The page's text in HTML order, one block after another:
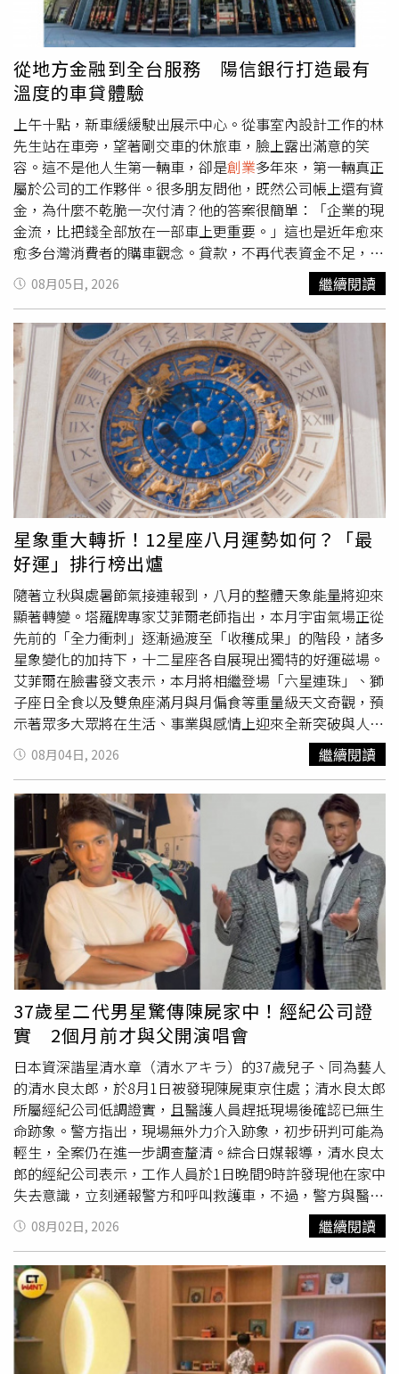
高達600萬日圓債務（約新台幣128萬元），夫妻一度為生
活苦撐。所幸兩人一路攜手走過難關，如今共育有4名子
女，20歲的長女日前也迎來第一個孩子，讓她在36歲正式
升格阿嬤。一家人如今相處融洽、笑聲不斷，幸福模樣也獲
得棚內來賓一致稱讚。NARU分享自己15歲時愛上大12歲丈
夫，交往僅1個月便懷孕，36歲升格當阿嬤。（圖／翻攝自
X，@ABEMA）另一位同樣36歲就當上阿嬤的受訪者，是來
自長野縣、現年45歲的SAKIKO。她透露，自己18歲就懷
孕，但原本期待迎接新生命時，卻在人生最幸福的時刻遭逢
重大打擊。就在第一胎預產期前一週，她發現丈夫外遇，小
三甚至直接闖進家中，當面要求她離婚，表示希望能與丈夫
交往，讓她瞬間跌入人生谷底。婚姻失敗並未擊倒
SAKIKO，她選擇重新振作，靠著努力
闖出一片天，事
業高峰時年營業額一度達5000萬日圓（約新台幣1070萬
元）。然而，命運再次給她考驗，41歲時被診斷罹患肛門管
癌。歷經漫長治療及化療後，她終於在家人的陪伴下戰勝病
魔，也讓她更加珍惜如今與家人相聚的每一天。除了兩位女
性分享人生故事外，本集節目還邀請女星加藤夏希及寫真女
星天木純擔任來賓。天木純公開14歲時的辣妹舊照，與現在
清新形象形成強烈對比，讓主持群直呼幾乎認不出來。天木
純坦言，學生時期個性十分叛逆，不但曾在課堂上干擾老師
上課，還會直接對不喜歡的老師大喊「吵死了」，直到為了
考進姊姊就讀的高中，提高在校成績與評價，才決定告別辣
妹生活，重新調整自己的人生方向。她也分享一段感情創
傷，表示曾遇到一位讓自己認真考慮步入婚姻的男子，沒想
到算命師提醒「這個男人一定有問題」，隔天她當面追問，
對方竟坦承早已結婚，讓她意外成為第三者。雖然她嘴上故
作鎮定回應「我就知道」，最後仍忍不住一邊吃著海鮮、一
邊喝著啤酒痛哭，為這段感情畫下遺憾句點。透過兩位36歲
便升格祖母女性的人生故事，以及天木純分享的青春與感情
經歷，《愛的鬣狗 Season 6》呈現不同女性在人生各個階
段面臨家庭、婚姻、背叛、疾病及感情挫折時的選擇，也讓
觀眾看見，即使遭逢逆境，仍有機會重新站起來，迎向屬於
自己的新人生。《愛的鬣狗 Season 6》聚焦「30多歲當阿
嬤」話題，兩名受訪女性的人生故事掀起討論。（圖／翻攝
自X，@oricon_haishin）
從地方金融到全台服務 陽信銀行打造最有
溫度的車貸體驗
上午十點，新車緩緩駛出展示中心。從事室內設計工作的林
先生站在車旁，望著剛交車的休旅車，臉上露出滿意的笑
容。這不是他人生第一輛車，卻是創業多年來，第一輛真正
屬於公司的工作夥伴。很多朋友問他，既然公司帳上還有資
金，為什麼不乾脆一次付清？他的答案很簡單：「企業的現
金流，比把錢全部放在一部車上更重要。」這也是近年愈來
愈多台灣消費者的購車觀念。貸款，不再代表資金不足，而
是財務規畫的一部分。如何透過合理的資金配置，在保有生
活品質與企業營運彈性的同時，完成購車需求，已成為許多
家庭與創業者共同面臨的重要課題。近年台灣每年新車掛牌
量維持四十多萬輛，分期付款早已成為主流購車方式。當各
家銀行提供的利率逐漸接近，消費者真正比較的，不再只是
數字，而是另一個更重要的問題：哪一家銀行，願意真正理
解自己？也正因如此，由地方金融起家的陽信銀行，近年逐
漸成為不少購車族與汽車經銷商推薦的合作夥伴。台灣每年
新車掛牌約四十多萬輛，車貸分期已成為主流購車方式。
（圖／黃耀徵攝）在地銀行最大的價值，是離客戶更近金融
服務，從來不只是商品。尤其車貸，背後代表的往往是一個
家庭未來五年至七年的財務規畫。對此，陽信銀行認為，一
筆貸款真正需要了解的，不只是收入有多少，更重要的是收
入如何形成，以及客戶未來的生活規畫。不同於大型銀行多
半透過標準化授信模型快速完成案件審核，陽信銀行延續地
方金融機構多年累積的服務精神，在兼顧授信制度與風險管
理原則下，更重視與客戶面對面的互動，希望深入了解每一
位客戶的工作型態、收入結構及資金需求，提供更貼近實際
狀況的貸款建議。陽信銀行消費金融部張經理表示：「在地
銀行最大的優勢，除了專業，還有距離客戶更近的貼心服
務。我們看到的不只是信用評分，而是一個家庭未來幾年的
生活安排；不只是幾張財力文件，而是一位客戶努力打拚的
人生歷程。」也正因為如此，陽信銀行長年深耕地方商圈、
中小企業及社區客戶，累積出有別於大型銀行的服務文化。
陽信銀行消費金融部張經理表示：「在地銀行最大的優勢，
除了專業，還有距離客戶更近的貼心服務」。（圖／方萬民
攝）理解收入，也理解人生這樣的理念，對許多自營商而
言，感受尤其深刻。前面提到的林先生，每月收入並非固定
薪轉，而是依照不同設計案件分階段請款。雖然整體營運穩
定，但若只從薪資單判斷，並不足以完整反映他的財務能
力。在申辦車貸過程中，陽信銀行除了檢視相關財力證明，
也進一步了解林先生工作室的營運狀況、案件來源與現金流
安排，再依據實際需求建議合適的貸款年限及每月還款金
額。「貸款順利核准固然重要，更重要的是，每個月還款都
不會影響公司的正常營運。」林先生說。另一位在科技公司
工作的陳小姐，也有類似感受。迎接第二個孩子出生後，夫
妻決定把原本的小型房車換成家庭休旅車。雖然雙薪收入穩
定，但房貸、教育基金與家庭生活支出同樣不能忽略。在陽
信銀行的協助下，夫妻重新調整自備款比例及貸款期數，讓
每月還款維持在家庭可負擔範圍，也保留充足的預備金。
「真正讓人安心的，不只是核貸，而是有人願意陪你一起規
畫。」陳小姐說。一般而言，新車貸款業務多半與銀行配
合，中古車商則較常選擇與金融公司配合。（圖／黃耀徵
攝）比的不只是利率，而是服務近年銀行車貸競爭日益激
烈，各家產品差異逐漸縮小。然而，對消費者而言，一筆好
的貸款，不只是利率是否優惠，更包括申辦流程是否透明、
費用是否清楚揭露、還款方式是否符合需求，以及是否有專
人提供完整諮詢。目前國內車貸市場，主要分為銀行與金融
公司兩大貸款體系，都有提供新車、中古車及原車融資的貸
款。以新車的貸款為例，一般銀行提供的利率，依還款期數
區別，約在3～4%左右，各銀行間差距不大；而金融公司則
因資金成本較高，利率在5～8%之間，比一般銀行高。一般
08月05日, 2026 繼續閱讀
星象重大轉折！12星座八月運勢如何？「最
好運」排行榜出爐
隨著立秋與處暑節氣接連報到，八月的整體天象能量將迎來
顯著轉變。塔羅牌專家艾菲爾老師指出，本月宇宙氣場正從
先前的「全力衝刺」逐漸過渡至「收穫成果」的階段，諸多
星象變化的加持下，十二星座各自展現出獨特的好運磁場。
艾菲爾在臉書發文表示，本月將相繼登場「六星連珠」、獅
子座日全食以及雙魚座滿月與月偏食等重量級天文奇觀，預
示著眾多大眾將在生活、事業與感情上迎來全新突破與人生
轉捩點。有些星座財運特別旺，有些星座桃花大爆發，也有
人在事業與貴人運上迎來突破。八月是一個「機會正在靠
近」的月份，每個星座都有屬於自己的幸運領域，以下就一
起看看，十二星座八月份哪方面最好運？每個星座最值得期
待的兩種好運是什麼！・白羊座（事業運、貴人運）八月是
白羊座展現實力的重要月份，工作上容易接到關鍵任務，也
有機會被主管或重要人物看見。你的行動力與執行能力會成
為最大優勢，許多努力開始出現回報。貴人運也同步提升，
容易遇到願意提攜你的人，可能是一位前輩、主管，或曾經
合作過的夥伴。只要願意主動開口、積極交流，就能替自己
打開更多機會。・金牛座（家庭運、財運）金牛座八月最大
的好運來自家庭與金錢。家庭關係有機會修復，與家人之間
的互動變得更加溫暖，也可能迎來搬家、購屋、居家改善等
好消息。財運方面偏向穩定累積型，適合理財、存錢、規劃
長期目標。雖然不是一夕暴富，但收入穩定、支出可控，讓
你更有安全感。・雙子座（人際運、學習運）八月是雙子座
拓展人脈的黃金期，各種聚會、合作、邀約接踵而來，容易
認識對未來有説明的人。你的溝通能力特別突出，很容易成
為團隊中的關鍵人物。學習運也很亮眼，適合進修、考試、
考證照或培養第二專長。現在投入的知識與技能，未來都有
機會轉化成收入與機會。・巨蟹座（財運、愛情運）巨蟹座
八月最旺的是財運與愛情。正財收入穩定提升，也可能收到
獎金、禮物、合作收入或意外之財，財務壓力逐漸減輕。愛
情方面則有明顯升溫的跡象，單身者容易遇到讓自己安心的
人，有伴者則有機會重新找回戀愛感，彼此關係更加親
密。・獅子座（魅力運、桃花運）八月是獅子座的高光月
份，你的魅力值明顯提升，不論外表、談吐或氣場，都容易
吸引別人的注意。這是一個適合表現自己、經營個人品牌與
社交的月份。桃花運也相當旺盛，單身者有機會遇到條件不
錯的物件，曖昧中的人也容易迎來關係突破，感情發展值得
08月04日, 2026 繼續閱讀
37歲星二代男星驚傳陳屍家中！經紀公司證
實 2個月前才與父開演唱會
日本資深諧星清水章（清水アキラ）的37歲兒子、同為藝人
的清水良太郎，於8月1日被發現陳屍東京住處；清水良太郎
所屬經紀公司低調證實，且醫護人員趕抵現場後確認已無生
命跡象。警方指出，現場無外力介入跡象，初步研判可能為
輕生，全案仍在進一步調查釐清。綜合日媒報導，清水良太
郎的經紀公司表示，工作人員於1日晚間9時許發現他在家中
失去意識，立刻通報警方和呼叫救護車，不過，警方與醫護
到場時，確認他已無生命跡象，享年37歲。雖然警方初步研
判，清水良太郎可能為輕生，但經紀公司並未透露更多細
節。清水良太郎是日本模仿大師、資深諧星清水章的三兒
子，在2006年憑藉NHK大河劇《功名十字路》以演員身分
出道，2011年追隨父親腳步跨足模仿領域，展現驚人歌唱
實力，並於《全明星藝人歌王爭霸戰》奪冠。雖然曾因染毒
事件暫離螢光幕轉行
，但在表演熱情驅使下，於2024
年正式復出，並從隔年起與父親共同舉辦演藝活動，吸引不
08月02日, 2026 繼續閱讀